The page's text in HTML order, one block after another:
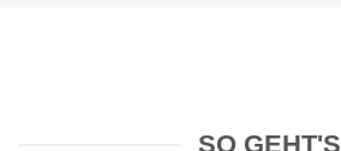
SO GEHT'S